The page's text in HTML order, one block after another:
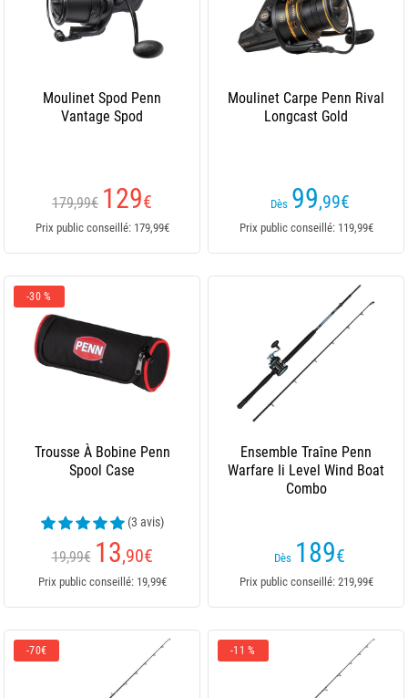
Moulinet Spod Penn
Vantage Spod
179,99€ 129€
Prix public conseillé: 179,99€
Moulinet Carpe Penn Rival
Longcast Gold
Dès 99,99€
Prix public conseillé: 119,99€
-30 %
Trousse À Bobine Penn
Spool Case
(3 avis)
19,99€ 13,90€
Prix public conseillé: 19,99€
Ensemble Traîne Penn
Warfare Ii Level Wind Boat
Combo
Dès 189€
Prix public conseillé: 219,99€
-70€ -11 %